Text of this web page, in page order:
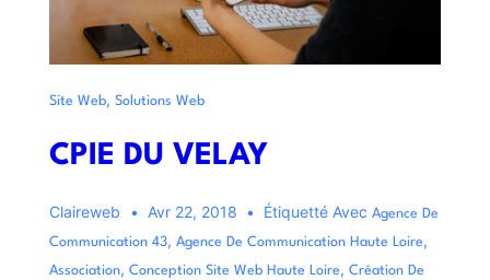
Site Web, Solutions Web
CPIE DU VELAY
Claireweb Avr 22, 2018 Étiquetté AvecAgence De
Communication 43, Agence De Communication Haute Loire,
Association, Conception Site Web Haute Loire, Création De